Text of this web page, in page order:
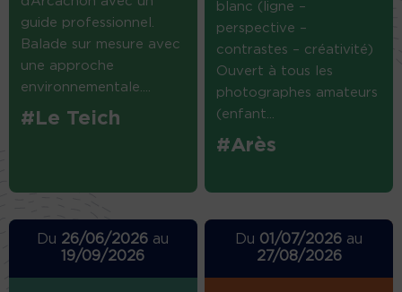
guide professionnel.
Balade sur mesure avec
une approche
environnementale....
#Le Teich
blanc (ligne –
perspective –
contrastes – créativité)
Ouvert à tous les
photographes amateurs
(enfant...
#Arès
Du 26/06/2026 au
19/09/2026
Du 01/07/2026 au
27/08/2026